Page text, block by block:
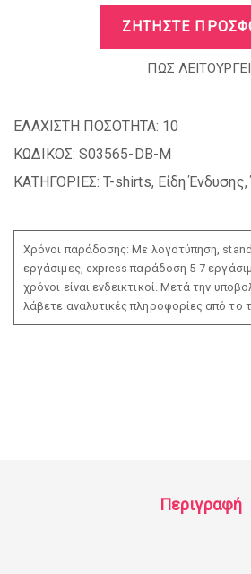
ΖΗΤΗΣΤΕ
ΠΩΣ
ΕΛΑΧΙΣΤΗ ΠΟΣΟΤΗΤΑ: 10
ΚΩΔΙΚΟΣ: S03565-DB-M
ΚΑΤΗΓΟΡΙΕΣ: T-shirts, Είδη Ένδυσης,
Χρόνοι παράδοσης: Με λογοτύπηση,
εργάσιμες, express παράδοση 5-7
χρόνοι είναι ενδεικτικοί. Μετά την
λάβετε αναλυτικές πληροφορίες από το
Περιγραφή